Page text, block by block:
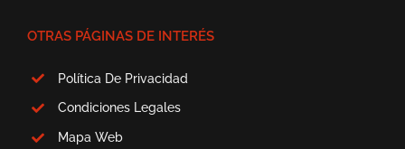
OTRAS PÁGINAS DE INTERÉS
Política De Privacidad
Condiciones Legales
Mapa Web